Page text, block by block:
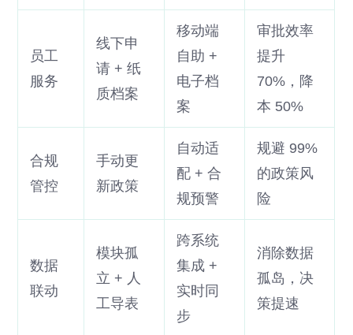
员工
服务
线下申
请 + 纸
质档案
移动端
自助 +
电子档
案
审批效率
提升
70%，降
本 50%
合规
管控
手动更
新政策
自动适
配 + 合
规预警
规避 99%
的政策风
险
数据
联动
模块孤
立 + 人
工导表
跨系统
集成 +
实时同
步
消除数据
孤岛，决
策提速